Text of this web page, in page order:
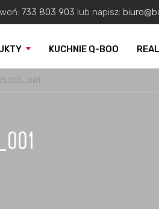
733 803 903 lub napisz:
KUCHNIE Q-BOO